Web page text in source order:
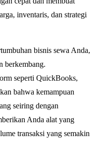
inventaris, dan strategi
bisnis sewa Anda,
berkembang.
seperti QuickBooks,
bahwa kemampuan
seiring dengan
Anda alat yang
transaksi yang semakin